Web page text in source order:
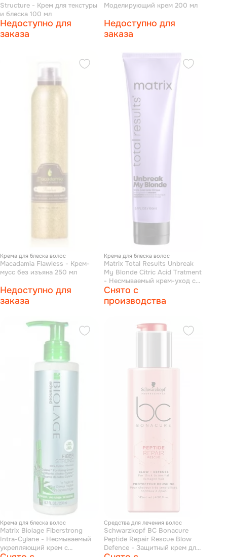
Structure - Крем для текстуры
и блеска 100 мл
Недоступно для
заказа
Моделирующий крем 200 мл
Недоступно для
заказа
Крема для блеска волос
Macadamia Flawless - Крем-
мусс без изъяна 250 мл
Недоступно для
заказа
Крема для блеска волос
Matrix Total Results Unbreak
My Blonde Citric Acid Tratment
- Несмываемый крем-уход с
лимонной кислотой 150 мл
Снято с
производства
Крема для блеска волос
Matrix Biolage Fiberstrong
Intra-Cylane - Несмываемый
укрепляющий крем с
Средства для лечения волос
Schwarzkopf BC Bonacure
Peptide Repair Rescue Blow
Defence - Защитный крем для